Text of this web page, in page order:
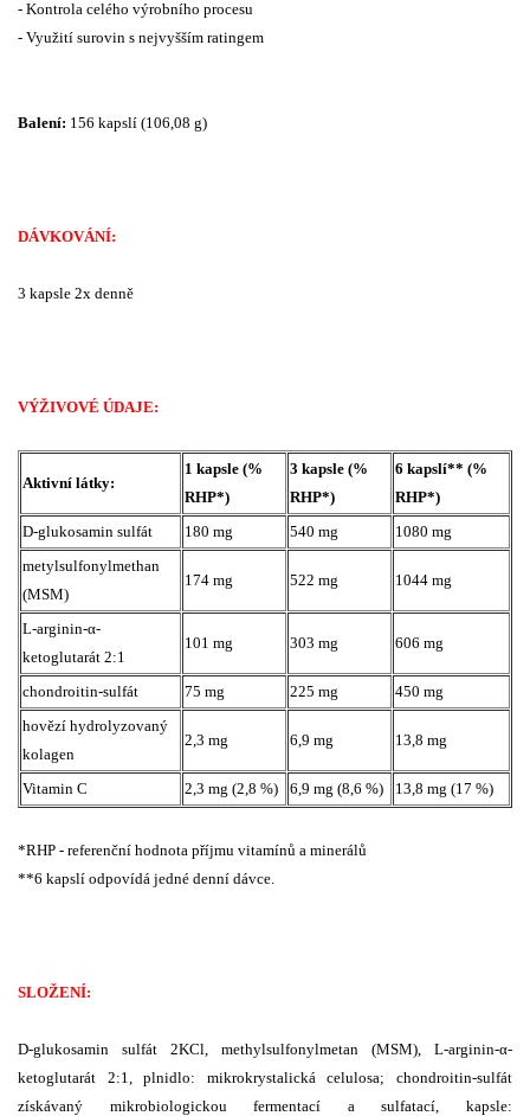
- Kontrola celého výrobního procesu
- Využití surovin s nejvyšším ratingem
Balení: 156 kapslí (106,08 g)
DÁVKOVÁNÍ:
3 kapsle 2x denně
VÝŽIVOVÉ ÚDAJE:
Aktivní látky:
1 kapsle (%
RHP*)
3 kapsle (%
RHP*)
6 kapslí** (%
RHP*)
D-glukosamin sulfát
180 mg 540 mg
1080 mg
metylsulfonylmethan
(MSM)
174 mg 522 mg 1044 mg
L-arginin-α-
ketoglutarát 2:1
101 mg 303 mg 606 mg
chondroitin-sulfát 75 mg 225 mg
450 mg
hovězí hydrolyzovaný
kolagen
2,3 mg 6,9 mg 13,8 mg
Vitamin C 2,3 mg (2,8 %) 6,9 mg (8,6 %) 13,8 mg (17 %)
*RHP - referenční hodnota příjmu vitamínů a minerálů
**6 kapslí odpovídá jedné denní dávce.
SLOŽENÍ:
D-glukosamin sulfát 2KCl, methylsulfonylmetan (MSM), L-arginin-α-
ketoglutarát 2:1, plnidlo: mikrokrystalická celulosa; chondroitin-sulfát
získávaný mikrobiologickou fermentací a sulfatací, kapsle: